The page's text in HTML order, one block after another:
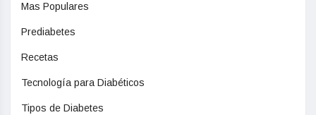
Mas Populares
Prediabetes
Recetas
Tecnología para Diabéticos
Tipos de Diabetes